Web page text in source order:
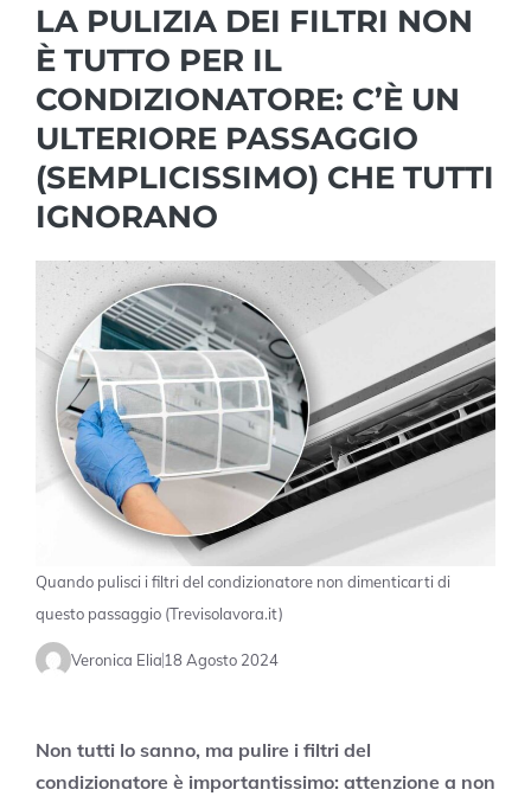
LA PULIZIA DEI FILTRI NON
È TUTTO PER IL
CONDIZIONATORE: C’È UN
ULTERIORE PASSAGGIO
(SEMPLICISSIMO) CHE TUTTI
IGNORANO
Quando pulisci i filtri del condizionatore non dimenticarti di
questo passaggio (Trevisolavora.it)
Veronica Elia 18 Agosto 2024
Non tutti lo sanno, ma pulire i filtri del
condizionatore è importantissimo: attenzione a non